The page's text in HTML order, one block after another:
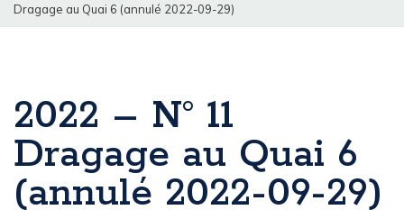
Dragage au Quai 6 (annulé 2022-09-29)
2022 – N° 11
Dragage au Quai 6
(annulé 2022-09-29)